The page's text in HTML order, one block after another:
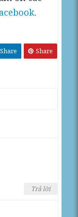
.
Share Share
Trả lời